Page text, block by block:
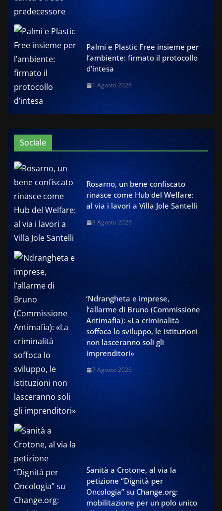
Palmi e Plastic Free insieme per
l’ambiente: firmato il protocollo
d’intesa
1 Agosto 2026
Sociale
Rosarno, un bene confiscato
rinasce come Hub del Welfare:
al via i lavori a Villa Jole Santelli
8 Agosto 2026
’Ndrangheta e imprese,
l’allarme di Bruno (Commissione
Antimafia): «La criminalità
soffoca lo sviluppo, le istituzioni
non lasceranno soli gli
imprenditori»
7 Agosto 2026
Sanità a Crotone, al via la
petizione “Dignità per
Oncologia” su Change.org:
mobilitazione per un polo unico